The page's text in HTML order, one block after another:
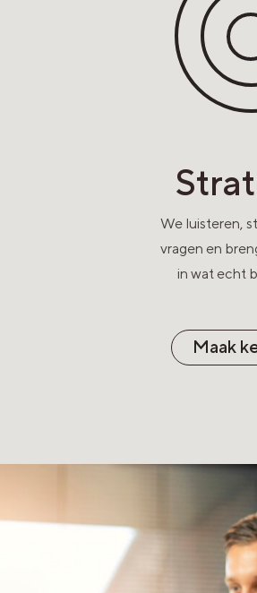
We luisteren,
vragen en
in wat echt
Maak